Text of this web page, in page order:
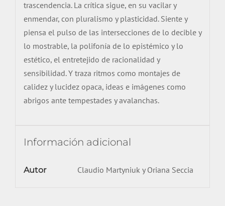
trascendencia. La crítica sigue, en su vacilar y
enmendar, con pluralismo y plasticidad. Siente y
piensa el pulso de las intersecciones de lo decible y
lo mostrable, la polifonía de lo epistémico y lo
estético, el entretejido de racionalidad y
sensibilidad. Y traza ritmos como montajes de
calidez y lucidez opaca, ideas e imágenes como
abrigos ante tempestades y avalanchas.
Información adicional
Autor Claudio Martyniuk y Oriana Seccia